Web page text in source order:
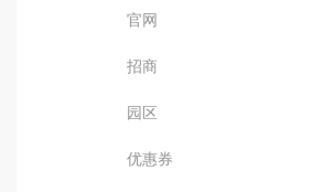
官网
招商
园区
优惠券